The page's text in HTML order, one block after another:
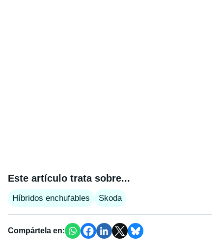
Este artículo trata sobre...
Híbridos enchufables Skoda
Compártela en: